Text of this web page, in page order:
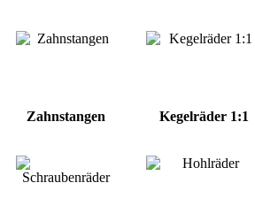
Zahnstangen Kegelräder 1:1